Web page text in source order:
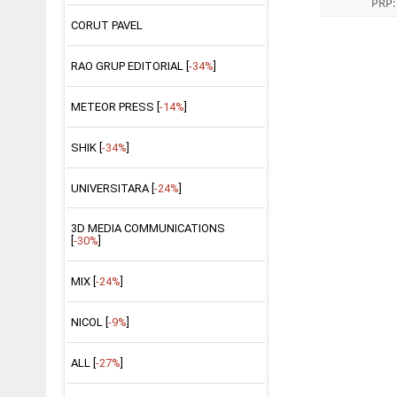
CORUT PAVEL
RAO GRUP EDITORIAL [ -34%
METEOR PRESS [ -14%
SHIK [-34%]
UNIVERSITARA [-24%]
3D MEDIA COMMUNICATIONS
-30%
MIX [ -24%
NICOL [ -9%
ALL [ -27%